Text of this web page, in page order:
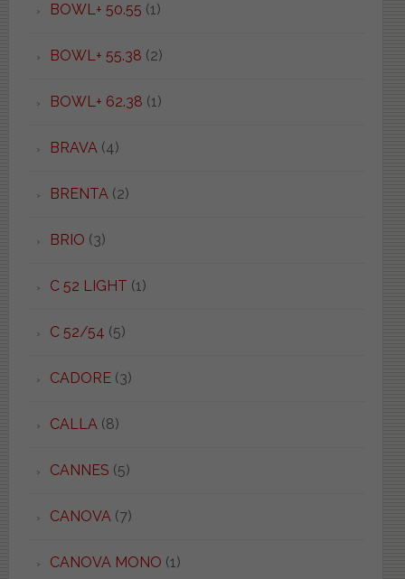
BOWL+ 50.55 (1)
BOWL+ 55.38 (2)
BOWL+ 62.38 (1)
BRAVA(4)
BRENTA(2)
BRIO (3)
C 52 LIGHT (1)
C 52/54 (5)
CADORE(3)
CALLA(8)
CANNES (5)
CANOVA(7)
CANOVA MONO (1)